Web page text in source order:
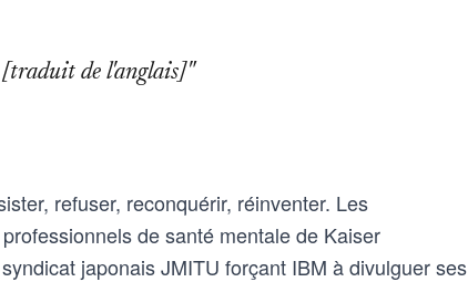
[traduit de l'anglais]"
refuser, reconquérir, réinventer. Les
de santé mentale de Kaiser
japonais JMITU forçant IBM à divulguer ses